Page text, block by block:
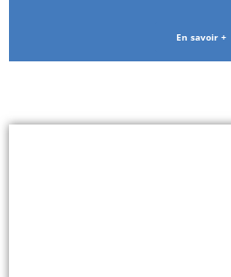
En savoir +